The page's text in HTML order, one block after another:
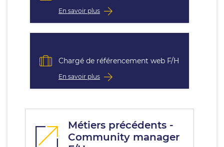
En savoir plus
Chargé de référencement web F/H
En savoir plus
Métiers précédents -
Community manager